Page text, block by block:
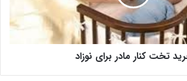
تخت کنار مادر برای نوزاد